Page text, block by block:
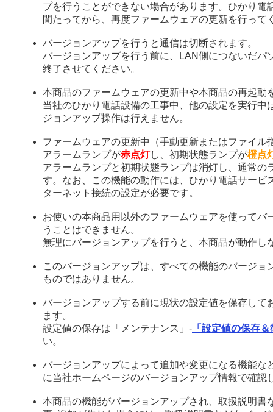
プを行うことができない場合があります。ひかり電
間たってから、再度ファームウェアの更新を行って
バージョンアップを行うと通信は切断されます。
バージョンアップを行う前に、LAN側につないだパ
終了させてください。
本商品のファームウェアの更新中や本商品の再起動
当社のひかり電話設備の工事中、他の設定を実行中
ジョンアップ操作は行えません。
ファームウェアの更新中（手動更新またはファイル
アラームランプが赤点灯し、初期状態ランプが橙点
アラームランプと初期状態ランプは消灯し、通常の
す。なお、この機能の動作には、ひかり電話サービ
ターネット接続の設定が必要です。
お使いの本商品用以外のファームウェアを使ってバ
うことはできません。
無理にバージョンアップを行うと、本商品が動作し
このバージョンアップは、すべての機能のバージョ
ものではありません。
バージョンアップする前に現状の設定値を保存して
ます。
設定値の保存は「メンテナンス」- 「設定値の保存
い。
バージョンアップによって追加や変更になる機能な
に当社ホームページのバージョンアップ情報で確認
本商品の機能がバージョンアップされ、取扱説明書